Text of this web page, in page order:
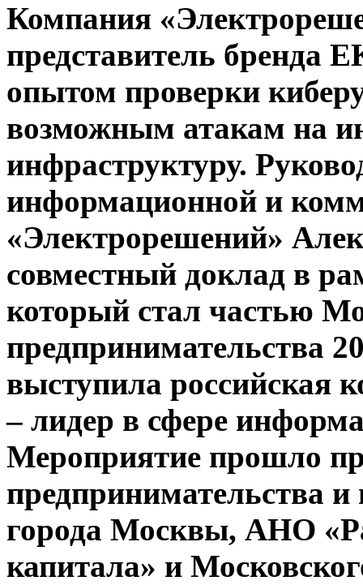
Компания
представитель бренда
опытом проверки
возможным атакам на
инфраструктуру.
информационной и
«Электрорешений»
совместный доклад в
который стал частью
предпринимательства
выступила российская
– лидер в сфере
Мероприятие прошло
предпринимательства
города Москвы, АНО
капитала» и